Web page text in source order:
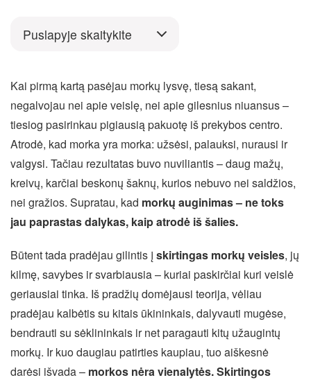
Puslapyje skaitykite
Kai pirmą kartą pasėjau morkų lysvę, tiesą sakant,
negalvojau nei apie veislę, nei apie gilesnius niuansus –
tiesiog pasirinkau pigiausią pakuotę iš prekybos centro.
Atrodė, kad morka yra morka: užsėsi, palauksi, nurausi ir
valgysi. Tačiau rezultatas buvo nuviliantis – daug mažų,
kreivų, karčiai beskonų šaknų, kurios nebuvo nei saldžios,
nei gražios. Supratau, kad morkų auginimas – ne toks
jau paprastas dalykas, kaip atrodė iš šalies.
Būtent tada pradėjau gilintis į skirtingas morkų veisles, jų
kilmę, savybes ir svarbiausia – kuriai paskirčiai kuri veislė
geriausiai tinka. Iš pradžių domėjausi teorija, vėliau
pradėjau kalbėtis su kitais ūkininkais, dalyvauti mugėse,
bendrauti su sėklininkais ir net paragauti kitų užaugintų
morkų. Ir kuo daugiau patirties kaupiau, tuo aiškesnė
darėsi išvada – morkos nėra vienalytės. Skirtingos